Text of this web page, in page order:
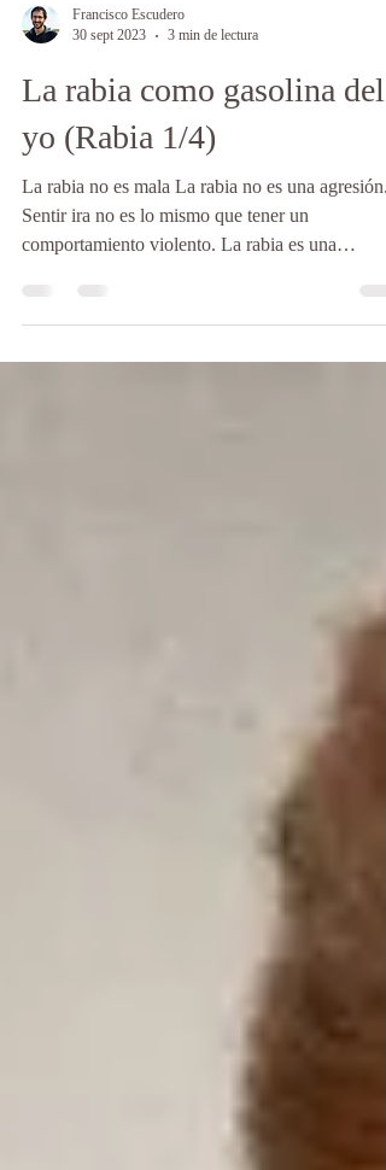
Francisco Escudero
30 sept 2023
3 min de lectura
La rabia como gasolina del
yo (Rabia 1/4)
comportamiento violento. La rabia es una
emoción...